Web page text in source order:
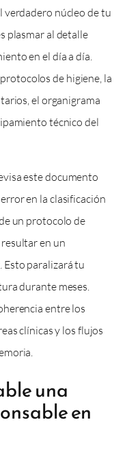
verdadero núcleo de tu
plasmar al detalle
en el día a día.
de higiene, la
el organigrama
técnico del
este documento
en la clasificación
un protocolo de
en un
paralizará tu
durante meses.
entre los
clínicas y los flujos
una
en